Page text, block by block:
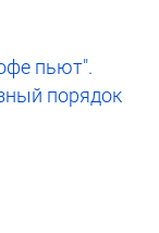
пьют".
порядок